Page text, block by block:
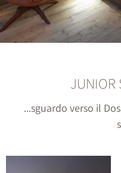
JUNIOR
...sguardo verso il